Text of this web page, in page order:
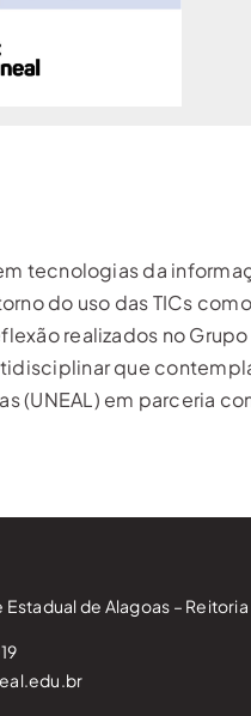
tecnologias da
do uso das TICs
realizados no
que
(UNEAL) em parceria
Estadual de Alagoas – Reitoria